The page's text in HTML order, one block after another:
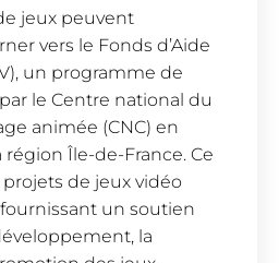
jeux peuvent
vers le Fonds d’Aide
un programme de
le Centre national du
animée (CNC) en
région Île-de-France. Ce
de jeux vidéo
un soutien
la